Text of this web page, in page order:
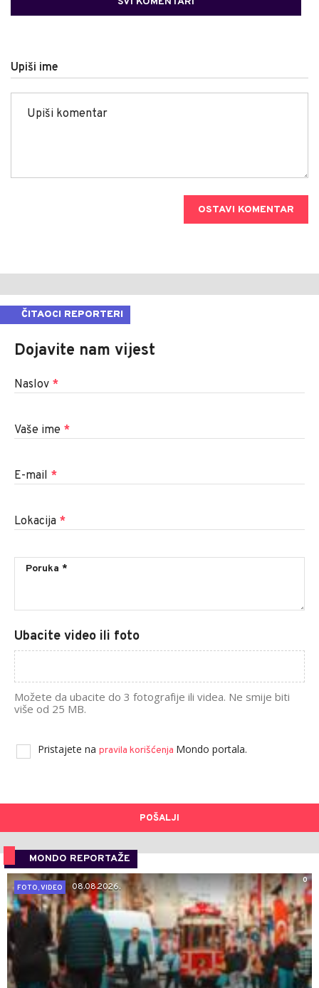
Upiši ime
OSTAVI KOMENTAR
ČITAOCI REPORTERI
Dojavite nam vijest
Naslov *
Vaše ime *
E-mail *
Lokacija *
Ubacite video ili foto
Možete da ubacite do 3 fotografije ili videa. Ne smije biti
više od 25 MB.
Pristajete na pravila korišćenja Mondo portala.
POŠALJI
MONDO REPORTAŽE
0
FOTO, VIDEO
08.08.2026.